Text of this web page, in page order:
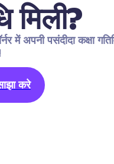
मिली?
अपनी पसंदीदा कक्षा
करे